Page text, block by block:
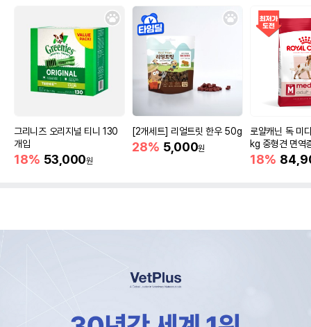
그리니즈 오리지널 티니 130
개입
18% 53,000원
[2개세트] 리얼트릿 한우 50g
28% 5,000원
로얄캐닌 독 미
kg 중형견 면역
18%